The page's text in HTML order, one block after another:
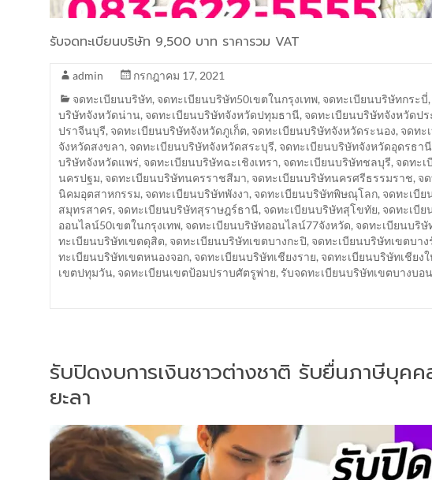
รับจดทะเบียนบริษัท 9,500 บาท ราคารวม VAT
admin
กรกฎาคม 17, 2021
จดทะเบียนบริษัท, จดทะเบียนบริษัท50เขตในกรุงเทพ, จดทะเบียนบริษัทกระบี่,
บริษัทจังหวัดน่าน, จดทะเบียนบริษัทจังหวัดปทุมธานี, จดทะเบียนบริษัทจังหวัดป
ปราจีนบุรี, จดทะเบียนบริษัทจังหวัดภูเก็ต, จดทะเบียนบริษัทจังหวัดระนอง, จดทะ
จังหวัดสงขลา, จดทะเบียนบริษัทจังหวัดสระบุรี, จดทะเบียนบริษัทจังหวัดอุดรธานี
บริษัทจังหวัดแพร่, จดทะเบียนบริษัทฉะเชิงเทรา, จดทะเบียนบริษัทชลบุรี, จดทะ
นครปฐม, จดทะเบียนบริษัทนครราชสีมา, จดทะเบียนบริษัทนครศรีธรรมราช, จ
นิคมอุตสาหกรรม, จดทะเบียนบริษัทพังงา, จดทะเบียนบริษัทพิษณุโลก, จดทะเบี
สมุทรสาคร, จดทะเบียนบริษัทสุราษฎร์ธานี, จดทะเบียนบริษัทสุโขทัย, จดทะเบีย
ออนไลน์50เขตในกรุงเทพ, จดทะเบียนบริษัทออนไลน์77จังหวัด, จดทะเบียนบริ
ทะเบียนบริษัทเขตดุสิต, จดทะเบียนบริษัทเขตบางกะปิ, จดทะเบียนบริษัทเขตบาง
ทะเบียนบริษัทเขตหนองจอก, จดทะเบียนบริษัทเชียงราย, จดทะเบียนบริษัทเชียง
เขตปทุมวัน, จดทะเบียนเขตป้อมปราบศัตรูพ่าย, รับจดทะเบียนบริษัทเขตบางบอน
รับปิดงบการเงินชาวต่างชาติ รับยื่นภาษีบุคค
ยะลา